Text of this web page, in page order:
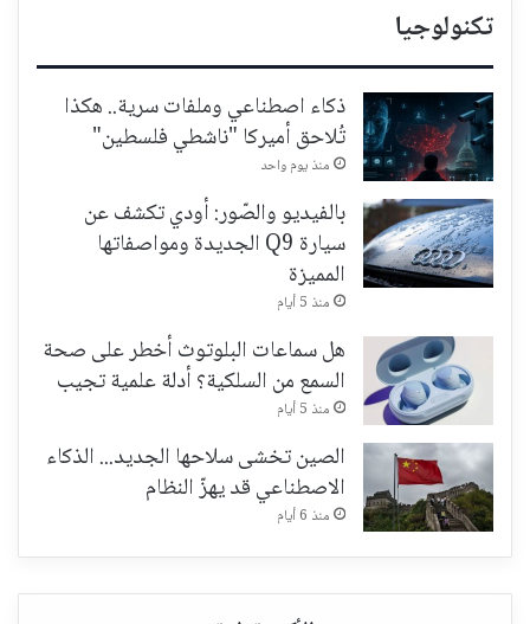
تكنولوجيا
ذكاء اصطناعي وملفات سرية.. هكذا
تُلاحق أميركا "ناشطي فلسطين"
منذ يوم واحد
بالفيديو والصّور: أودي تكشف عن
سيارة Q9 الجديدة ومواصفاتها
المميزة
منذ 5 أيام
هل سماعات البلوتوث أخطر على صحة
السمع من السلكية؟ أدلة علمية تجيب
منذ 5 أيام
الصين تخشى سلاحها الجديد... الذكاء
الاصطناعي قد يهزّ النظام
منذ 6 أيام